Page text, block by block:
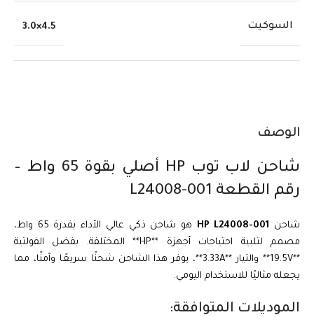
الوصف
شاحن لاب توب HP أصلي بقوة 65 واط –
رقم القطعة L24008-001
شاحن HP L24008-001
هو شاحن ذكي عالي الأداء بقدرة 65 واط،
مصمم لتلبية احتياجات أجهزة **HP** المختلفة. بفضل الفولتية
**19.5V** والتيار **3.33A**، يوفر هذا الشاحن شحنًا سريعًا وآمنًا، مما
يجعله مثاليًا للاستخدام اليومي.
الموديلات المتوافقة:
السوكيت 4.5×3.0